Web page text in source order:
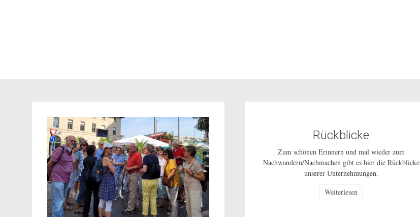
Rückblicke
Zum schönen Erinnern und mal wieder zum
Nachwandern/Nachmachen gibt es hier die Rückblicke
unserer Unternehmungen.
Weiterlesen